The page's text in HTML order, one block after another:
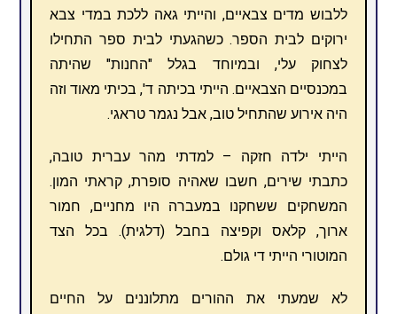
ללבוש מדים צבאיים, והייתי גאה ללכת במדי צבא
ירוקים לבית הספר. כשהגעתי לבית ספר התחילו
לצחוק עלי, ובמיוחד בגלל "החנות" שהיתה
במכנסיים הצבאיים. הייתי בכיתה ד', בכיתי מאוד וזה
היה אירוע שהתחיל טוב, אבל נגמר טראגי.
הייתי ילדה חזקה – למדתי מהר עברית טובה,
כתבתי שירים, חשבו שאהיה סופרת, קראתי המון.
המשחקים ששחקנו במעברה היו מחניים, חמור
ארוך, קלאס וקפיצה בחבל (דלגית). בכל הצד
המוטורי הייתי די גולם.
לא שמעתי את ההורים מתלוננים על החיים